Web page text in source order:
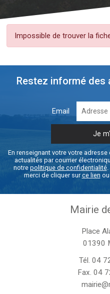
Impossible de trouver la
Restez informé des
Email
En renseignant votre votre
actualités par courrier
notre politique de confidentialité.
merci de cliquer surce lien
Mairie
Place
01390
Tél. 04
Fax. 04